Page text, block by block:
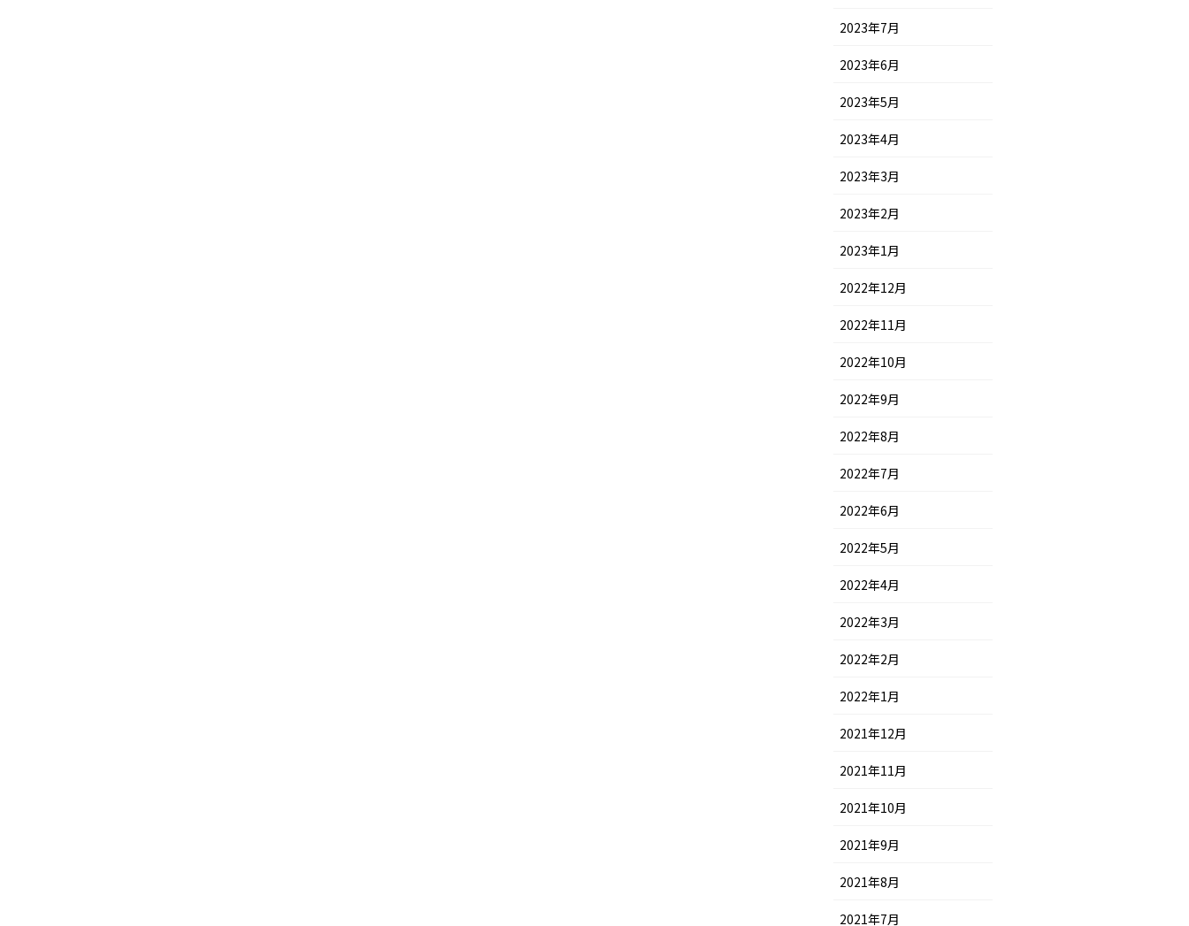
2023年7月
2023年6月
2023年5月
2023年4月
2023年3月
2023年2月
2023年1月
2022年12月
2022年11月
2022年10月
2022年9月
2022年8月
2022年7月
2022年6月
2022年5月
2022年4月
2022年3月
2022年2月
2022年1月
2021年12月
2021年11月
2021年10月
2021年9月
2021年8月
2021年7月